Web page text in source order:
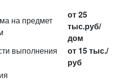
на предмет
от 25
тыс.руб/
дом
выполнения
от 15 тыс./
руб